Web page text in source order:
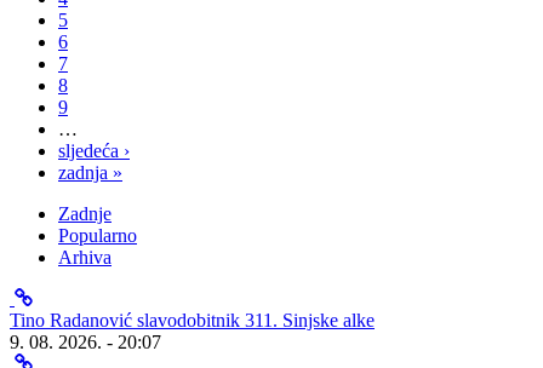
5
6
7
8
9
…
sljedeća ›
zadnja »
Zadnje
Popularno
Arhiva
Tino Radanović slavodobitnik 311. Sinjske alke
9. 08. 2026. - 20:07